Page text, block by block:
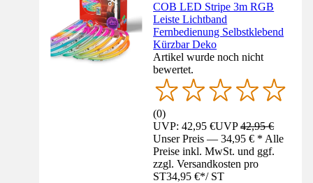
COB LED Stripe 3m RGB
Leiste Lichtband
Fernbedienung Selbstklebend
Kürzbar Deko
Artikel wurde noch nicht
bewertet.
(0)
UVP: 42,95 €UVP42,95 €
Unser Preis — 34,95 € * Alle
Preise inkl. MwSt. und ggf.
zzgl. Versandkosten pro
ST34,95 €*/ ST